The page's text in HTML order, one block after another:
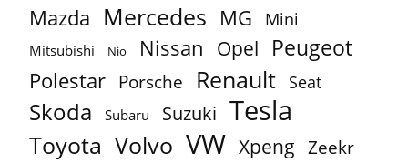
Mazda Mercedes MG Mini
Mitsubishi Nio Nissan Opel Peugeot
Polestar Porsche Renault Seat
Skoda Subaru Suzuki Tesla
Toyota Volvo VW Xpeng Zeekr